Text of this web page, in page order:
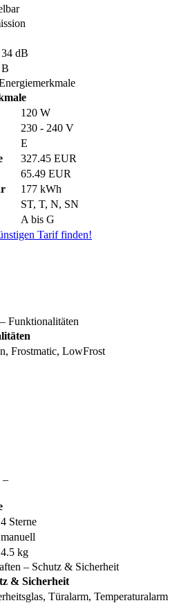
34 dB
B
120 W
230 - 240 V
E
327.45 EUR
65.49 EUR
177 kWh
ST, T, N, SN
A bis G
Tarif finden!
Funktionalitäten
Frostmatic, LowFrost
–
4 Sterne
manuell
4.5 kg
– Schutz & Sicherheit
& Sicherheit
Türalarm, Temperaturalarm